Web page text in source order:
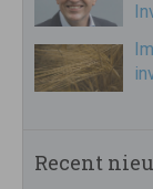
Recent